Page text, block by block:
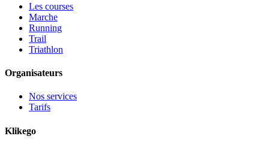
Les courses
Marche
Running
Trail
Triathlon
Organisateurs
Nos services
Tarifs
Klikego